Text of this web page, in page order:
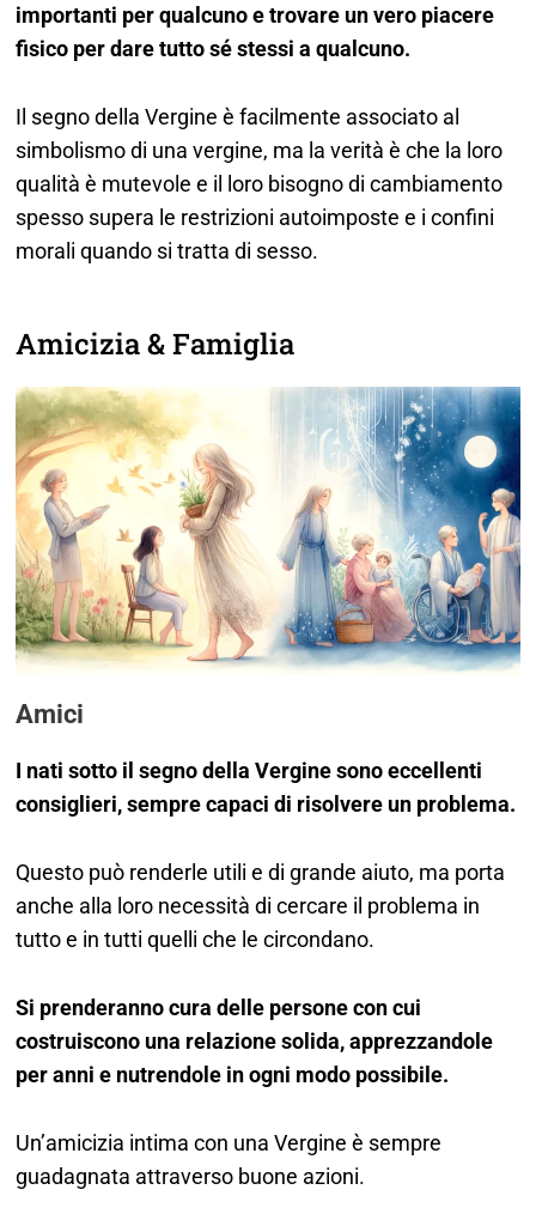
importanti per qualcuno e trovare un vero piacere
fisico per dare tutto sé stessi a qualcuno.
Il segno della Vergine è facilmente associato al
simbolismo di una vergine, ma la verità è che la loro
qualità è mutevole e il loro bisogno di cambiamento
spesso supera le restrizioni autoimposte e i confini
morali quando si tratta di sesso.
Amicizia & Famiglia
Amici
I nati sotto il segno della Vergine sono eccellenti
consiglieri, sempre capaci di risolvere un problema.
Questo può renderle utili e di grande aiuto, ma porta
anche alla loro necessità di cercare il problema in
tutto e in tutti quelli che le circondano.
Si prenderanno cura delle persone con cui
costruiscono una relazione solida, apprezzandole
per anni e nutrendole in ogni modo possibile.
Un’amicizia intima con una Vergine è sempre
guadagnata attraverso buone azioni.